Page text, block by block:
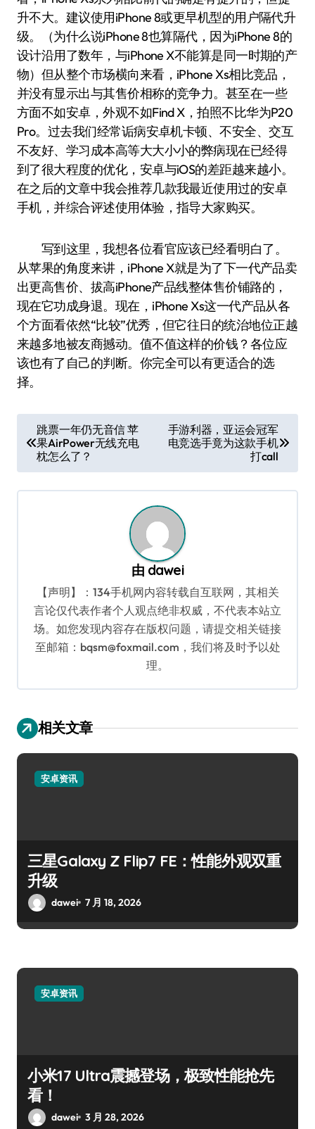
升不大。建议使用iPhone 8或更早机型的用户隔代升
级。（为什么说iPhone 8也算隔代，因为iPhone 8的
设计沿用了数年，与iPhone X不能算是同一时期的产
物）但从整个市场横向来看，iPhone Xs相比竞品，
并没有显示出与其售价相称的竞争力。甚至在一些
方面不如安卓，外观不如Find X，拍照不比华为P20
Pro。过去我们经常诟病安卓机卡顿、不安全、交互
不友好、学习成本高等大大小小的弊病现在已经得
到了很大程度的优化，安卓与iOS的差距越来越小。
在之后的文章中我会推荐几款我最近使用过的安卓
手机，并综合评述使用体验，指导大家购买。
写到这里，我想各位看官应该已经看明白了。
从苹果的角度来讲，iPhone X就是为了下一代产品卖
出更高售价、拔高iPhone产品线整体售价铺路的，
现在它功成身退。现在，iPhone Xs这一代产品从各
个方面看依然“比较”优秀，但它往日的统治地位正越
来越多地被友商撼动。值不值这样的价钱？各位应
该也有了自己的判断。你完全可以有更适合的选
择。
章
导
航
跳票一年仍无音信 苹
果AirPower无线充电
枕怎么了？
手游利器，亚运会冠军
电竞选手竟为这款手机
打call
由 dawei
【声明】：134手机网内容转载自互联网，其相关
言论仅代表作者个人观点绝非权威，不代表本站立
场。如您发现内容存在版权问题，请提交相关链接
至邮箱：bqsm@foxmail.com，我们将及时予以处
理。
相关文章
安卓资讯
三星Galaxy Z Flip7 FE：性能外观双重
升级
dawei 7 月 18, 2026
安卓资讯
小米17 Ultra震撼登场，极致性能抢先
看！
dawei 3 月 28, 2026